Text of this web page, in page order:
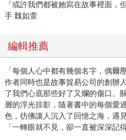
「或許我們都被她寫在故事裡面
手 魏如萱
編輯推薦
「每個人心中都有幾個名字，偶
作者同時也是故事貿易公司的創辦
了我們心底那些好了又爛的傷口。
層的浮光掠影，隨著書中的每個愛
色，彷彿讓人沉入了回憶之海，遇
「一轉眼就不見，卻一直被深深記